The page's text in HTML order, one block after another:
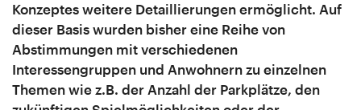
Konzeptes weitere Detaillierungen ermöglicht. Auf
dieser Basis wurden bisher eine Reihe von
Abstimmungen mit verschiedenen
Interessengruppen und Anwohnern zu einzelnen
Themen wie z.B. der Anzahl der Parkplätze, den